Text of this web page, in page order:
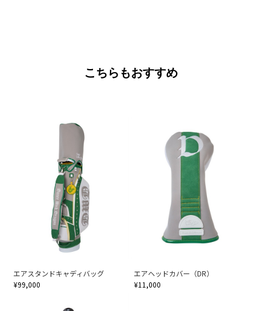
こちらもおすすめ
エアスタンドキャディバッグ
¥99,000
エアヘッドカバー（DR）
¥11,000